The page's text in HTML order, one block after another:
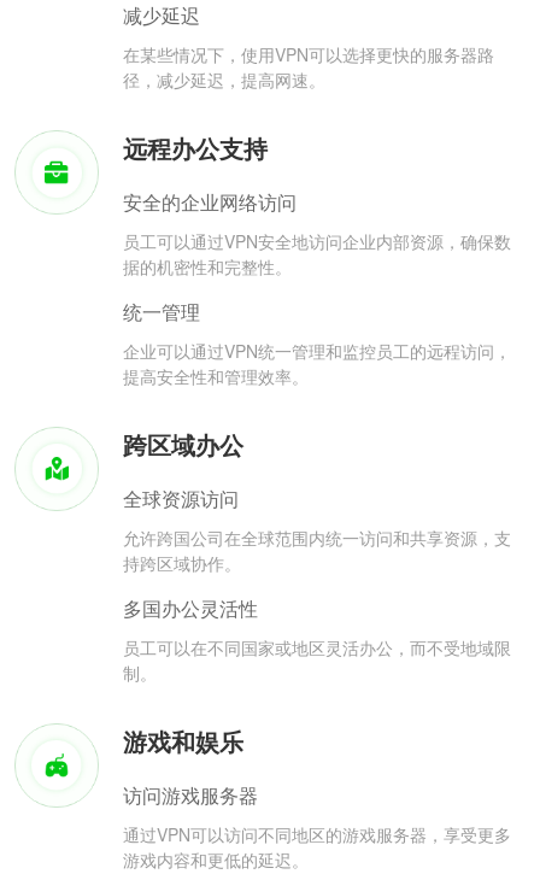
减少延迟
在某些情况下，使用VPN可以选择更快的服务器路
径，减少延迟，提高网速。
远程办公支持
安全的企业网络访问
员工可以通过VPN安全地访问企业内部资源，确保数
据的机密性和完整性。
统一管理
企业可以通过VPN统一管理和监控员工的远程访问，
提高安全性和管理效率。
跨区域办公
全球资源访问
允许跨国公司在全球范围内统一访问和共享资源，支
持跨区域协作。
多国办公灵活性
员工可以在不同国家或地区灵活办公，而不受地域限
制。
游戏和娱乐
访问游戏服务器
通过VPN可以访问不同地区的游戏服务器，享受更多
游戏内容和更低的延迟。